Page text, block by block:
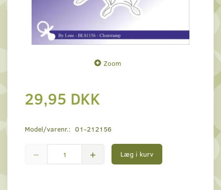
Zoom
29,95 DKK
Model/varenr.: 01-212156
Læg i kurv